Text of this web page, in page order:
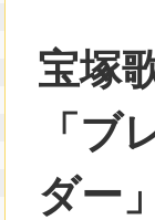
宝塚
「ブ
ダー」